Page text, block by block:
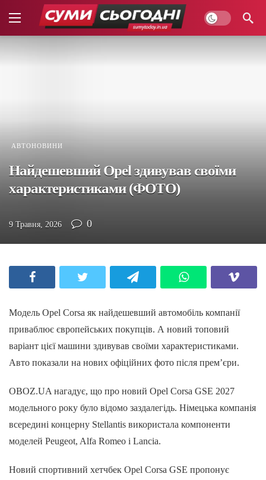
АВТОНОВИНИ
Найдешевший Opel здивував своїми
характеристиками (ФОТО)
9 Травня, 2026 0
Модель Opel Corsa як найдешевший автомобіль компанії
приваблює європейських покупців. А новий топовий
варіант цієї машини здивував своїми характеристиками.
Авто показали на нових офіційних фото після прем’єри.
OBOZ.UA нагадує, що про новий Opel Corsa GSE 2027
модельного року було відомо заздалегідь. Німецька компанія
всередині концерну Stellantis використала компоненти
моделей Peugeot, Alfa Romeo і Lancia.
Новий спортивний хетчбек Opel Corsa GSE пропонує